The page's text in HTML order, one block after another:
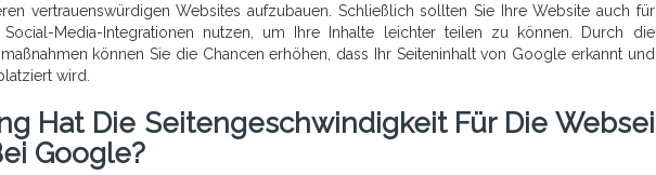
vertrauenswürdigen Websites aufzubauen. Schließlich sollten Sie Ihre Website auch für
Media-Integrationen nutzen, um Ihre Inhalte leichter teilen zu können. Durch die
können Sie die Chancen erhöhen, dass Ihr Seiteninhalt von Google erkannt und
wird.
Hat Die Seitengeschwindigkeit Für Die Websei
Google?